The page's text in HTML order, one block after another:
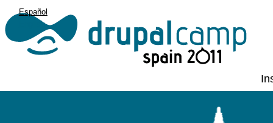
Español
English